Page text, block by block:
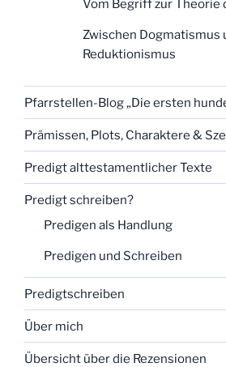
Vom Begriff zur Theorie
Zwischen Dogmatismus
Reduktionismus
Pfarrstellen-Blog „Die ersten
Prämissen, Plots, Charaktere &
Predigt alttestamentlicher Texte
Predigt schreiben?
Predigen als Handlung
Predigen und Schreiben
Predigtschreiben
Über mich
Übersicht über die Rezensionen